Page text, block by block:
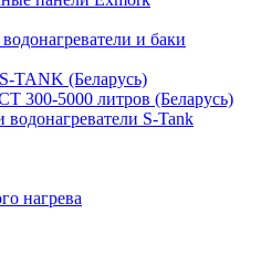
и баки
TANK (Беларусь)
300-5000 литров (Беларусь)
S-Tank
нагрева